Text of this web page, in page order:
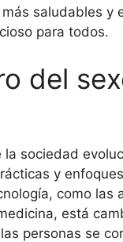
saludables y
para todos.
del
la sociedad
y
como las
está
personas se